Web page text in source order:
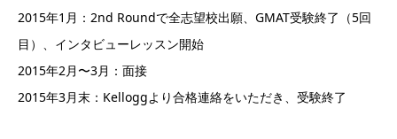
2015年1月：2nd Roundで全志望校出願、GMAT受験終了（5回
目）、インタビューレッスン開始
2015年2月〜3月：面接
2015年3月末：Kelloggより合格連絡をいただき、受験終了